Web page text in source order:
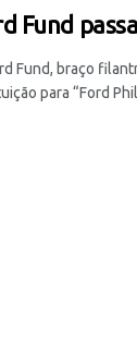
Fund
Fund, braço
para “Ford